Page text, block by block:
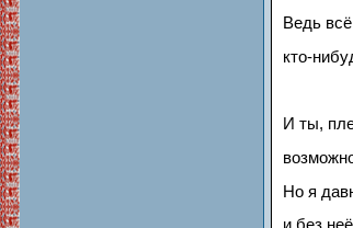
Ведь
кто-
И ты,
Но я